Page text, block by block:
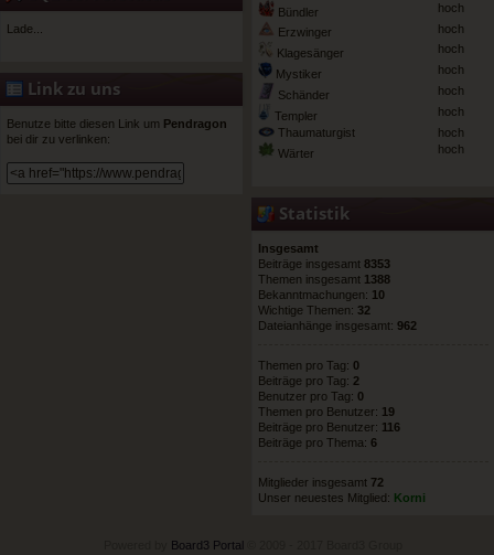
Lade...
Link zu uns
Benutze bitte diesen Link um Pendragon
bei dir zu verlinken:
Bündler
hoch
Erzwinger
hoch
Klagesänger
hoch
Mystiker
hoch
Schänder
hoch
Templer
hoch
Thaumaturgist
hoch
Wärter
hoch
Statistik
Insgesamt
Beiträge insgesamt 8353
Themen insgesamt 1388
Bekanntmachungen: 10
Wichtige Themen: 32
Dateianhänge insgesamt: 962
Themen pro Tag: 0
Beiträge pro Tag: 2
Benutzer pro Tag: 0
Themen pro Benutzer: 19
Beiträge pro Benutzer: 116
Beiträge pro Thema: 6
Mitglieder insgesamt 72
Unser neuestes Mitglied: Korni
Board3 Portal© 2009 - 2017 Board3 Group